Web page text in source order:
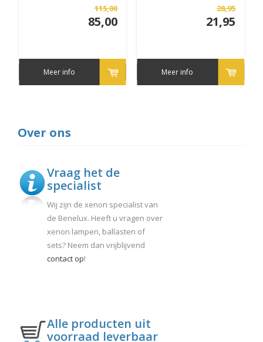
115,00
85,00
Meer info
28,95
21,95
Meer info
Over ons
Vraag het de
specialist
Wij zijn de xenon specialist van
de Benelux. Heeft u vragen over
xenon lampen, ballasten of
sets? Neem dan vrijblijvend
contact op!
Alle producten uit
voorraad leverbaar